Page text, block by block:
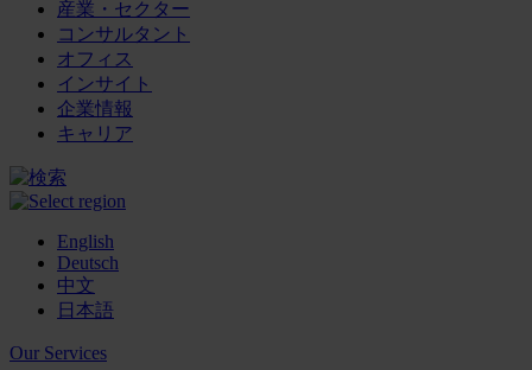
産業・セクター
コンサルタント
オフィス
インサイト
企業情報
キャリア
English
Deutsch
中文
日本語
Our Services